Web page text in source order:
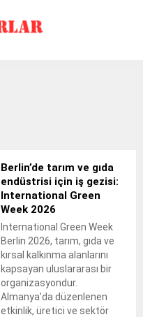
Berlin’de tarım ve gıda
endüstrisi için iş gezisi:
International Green
Week 2026
International Green Week
Berlin 2026, tarım, gıda ve
kırsal kalkınma alanlarını
kapsayan uluslararası bir
organizasyondur.
Almanya’da düzenlenen
etkinlik, üretici ve sektör